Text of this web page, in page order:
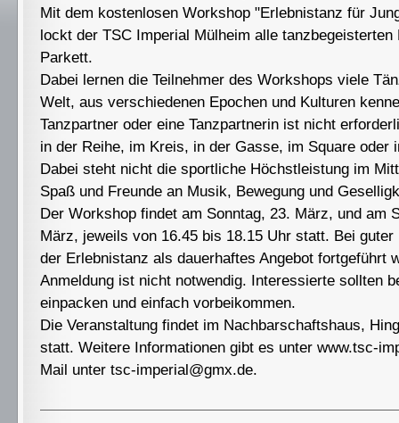
Mit dem kostenlosen Workshop "Erlebnistanz für
lockt der TSC Imperial Mülheim alle tanzbegeisterten
Parkett.
Dabei lernen die Teilnehmer des Workshops viele
Welt, aus verschiedenen Epochen und Kulturen
Tanzpartner oder eine Tanzpartnerin ist nicht
in der Reihe, im Kreis, in der Gasse, im Square oder
Dabei steht nicht die sportliche Höchstleistung im
Spaß und Freunde an Musik, Bewegung und
Der Workshop findet am Sonntag, 23. März, und am
März, jeweils von 16.45 bis 18.15 Uhr statt. Bei guter
der Erlebnistanz als dauerhaftes Angebot fortgeführt
Anmeldung ist nicht notwendig. Interessierte sollten
einpacken und einfach vorbeikommen.
Die Veranstaltung findet im Nachbarschaftshaus,
statt. Weitere Informationen gibt es unter www.tsc-
Mail unter tsc-imperial@gmx.de.